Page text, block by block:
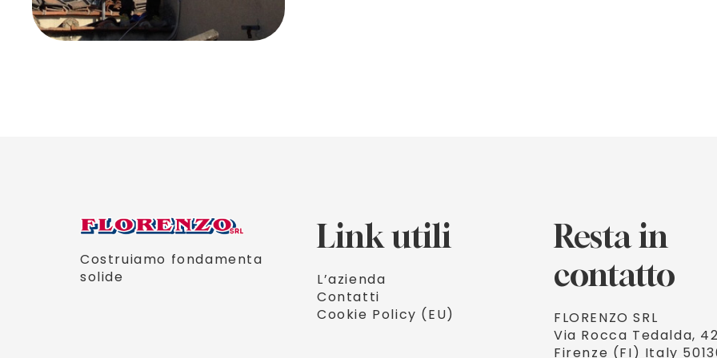
Costruiamo fondamenta
solide
Link utili
L’azienda
Contatti
Cookie Policy (EU)
Resta in
contatto
FLORENZO SRL
Via Rocca Tedalda,
Firenze (FI) Italy